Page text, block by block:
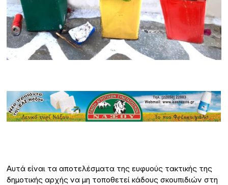
Αυτά είναι τα αποτελέσματα της ευφυούς τακτικής της
δημοτικής αρχής να μη τοποθετεί κάδους σκουπιδιών στη